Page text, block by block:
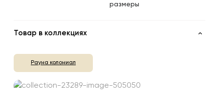
размеры
Товар в коллекциях
Рауна колониал